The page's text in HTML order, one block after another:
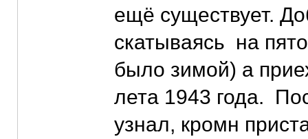
ещё существует.
скатываясь на
было зимой) а
лета 1943 года.
узнал, кромн